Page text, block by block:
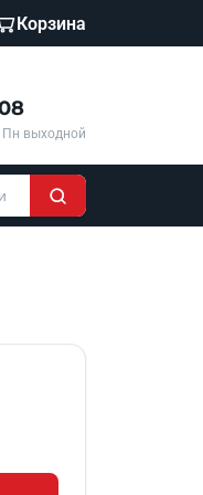
Корзина
Пн выходной